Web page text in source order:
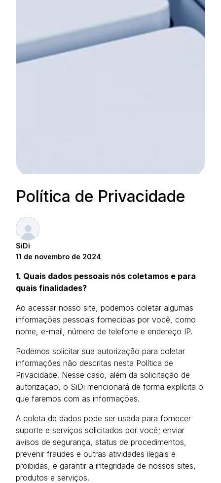
Política de Privacidade
SiDi
11 de novembro de 2024
1. Quais dados pessoais nós coletamos e para
quais finalidades?
Ao acessar nosso site, podemos coletar algumas
informações pessoais fornecidas por você, como
nome, e-mail, número de telefone e endereço IP.
Podemos solicitar sua autorização para coletar
informações não descritas nesta Política de
Privacidade. Nesse caso, além da solicitação de
autorização, o SiDi mencionará de forma explícita o
que faremos com as informações.
A coleta de dados pode ser usada para fornecer
suporte e serviços solicitados por você; enviar
avisos de segurança, status de procedimentos,
prevenir fraudes e outras atividades ilegais e
proibidas, e garantir a integridade de nossos sites,
produtos e serviços.